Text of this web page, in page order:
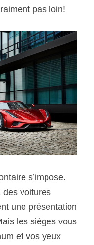
pas loin!
s’impose.
des voitures
une présentation
les sièges vous
et vos yeux